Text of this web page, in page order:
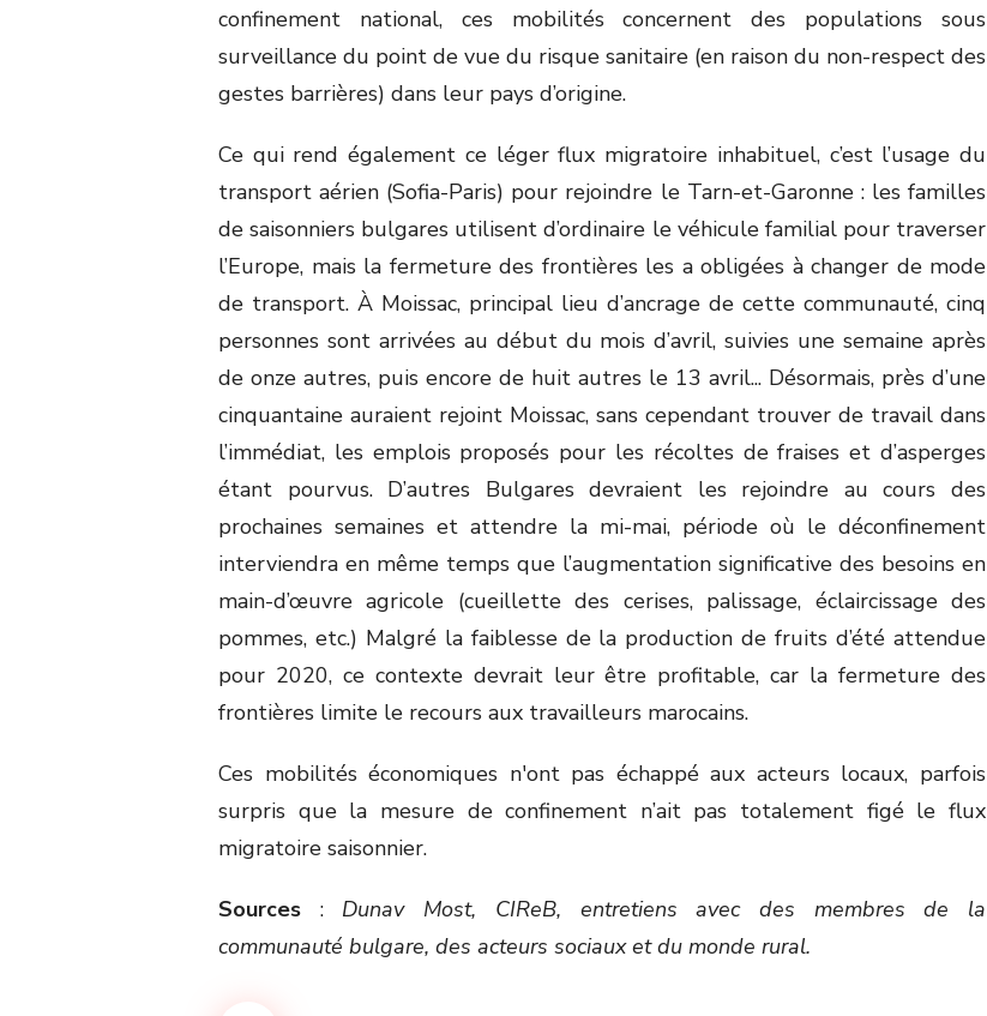
confinement national, ces mobilités concernent des populations sous
surveillance du point de vue du risque sanitaire (en raison du non-respect des
gestes barrières) dans leur pays d’origine.
Ce qui rend également ce léger flux migratoire inhabituel, c’est l’usage du
transport aérien (Sofia-Paris) pour rejoindre le Tarn-et-Garonne : les familles
de saisonniers bulgares utilisent d’ordinaire le véhicule familial pour traverser
l’Europe, mais la fermeture des frontières les a obligées à changer de mode
de transport. À Moissac, principal lieu d’ancrage de cette communauté, cinq
personnes sont arrivées au début du mois d’avril, suivies une semaine après
de onze autres, puis encore de huit autres le 13 avril... Désormais, près d’une
cinquantaine auraient rejoint Moissac, sans cependant trouver de travail dans
l’immédiat, les emplois proposés pour les récoltes de fraises et d’asperges
étant pourvus. D’autres Bulgares devraient les rejoindre au cours des
prochaines semaines et attendre la mi-mai, période où le déconfinement
interviendra en même temps que l’augmentation significative des besoins en
main-d’œuvre agricole (cueillette des cerises, palissage, éclaircissage des
pommes, etc.) Malgré la faiblesse de la production de fruits d’été attendue
pour 2020, ce contexte devrait leur être profitable, car la fermeture des
frontières limite le recours aux travailleurs marocains.
Ces mobilités économiques n'ont pas échappé aux acteurs locaux, parfois
surpris que la mesure de confinement n’ait pas totalement figé le flux
migratoire saisonnier.
Sources : Dunav Most, CIReB, entretiens avec des membres de la
communauté bulgare, des acteurs sociaux et du monde rural.